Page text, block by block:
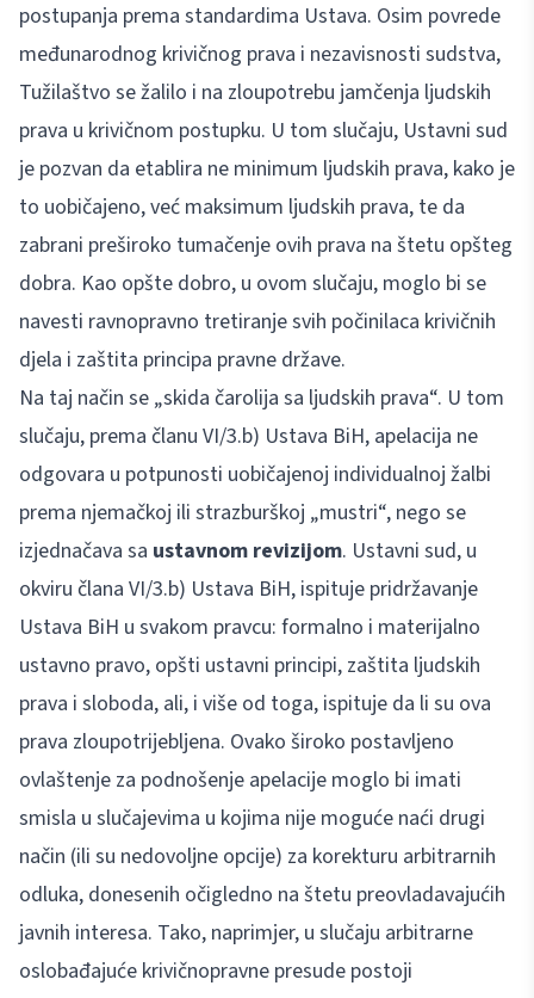
postupanja prema standardima Ustava. Osim povrede
međunarodnog krivičnog prava i nezavisnosti sudstva,
Tužilaštvo se žalilo i na zloupotrebu jamčenja ljudskih
prava u krivičnom postupku. U tom slučaju, Ustavni sud
je pozvan da etablira ne minimum ljudskih prava, kako je
to uobičajeno, već maksimum ljudskih prava, te da
zabrani preširoko tumačenje ovih prava na štetu opšteg
dobra. Kao opšte dobro, u ovom slučaju, moglo bi se
navesti ravnopravno tretiranje svih počinilaca krivičnih
djela i zaštita principa pravne države.
Na taj način se „skida čarolija sa ljudskih prava“. U tom
slučaju, prema članu VI/3.b) Ustava BiH, apelacija ne
odgovara u potpunosti uobičajenoj individualnoj žalbi
prema njemačkoj ili strazburškoj „mustri“, nego se
izjednačava sa ustavnom revizijom. Ustavni sud, u
okviru člana VI/3.b) Ustava BiH, ispituje pridržavanje
Ustava BiH u svakom pravcu: formalno i materijalno
ustavno pravo, opšti ustavni principi, zaštita ljudskih
prava i sloboda, ali, i više od toga, ispituje da li su ova
prava zloupotrijebljena. Ovako široko postavljeno
ovlaštenje za podnošenje apelacije moglo bi imati
smisla u slučajevima u kojima nije moguće naći drugi
način (ili su nedovoljne opcije) za korekturu arbitrarnih
odluka, donesenih očigledno na štetu preovladavajućih
javnih interesa. Tako, naprimjer, u slučaju arbitrarne
oslobađajuće krivičnopravne presude postoji